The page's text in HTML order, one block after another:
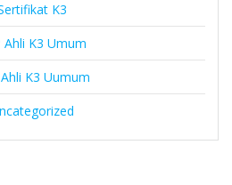
K3
Ahli K3 Umum
K3 Uumum